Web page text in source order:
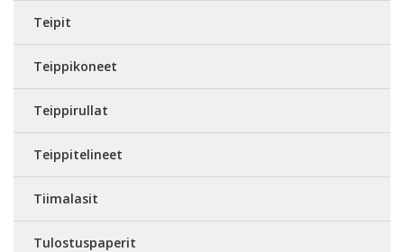
Teipit
Teippikoneet
Teippirullat
Teippitelineet
Tiimalasit
Tulostuspaperit